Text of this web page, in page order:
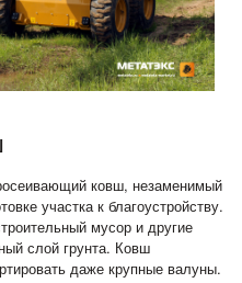
ковш, незаменимый
участка к благоустройству.
мусор и другие
слой грунта. Ковш
даже крупные валуны.